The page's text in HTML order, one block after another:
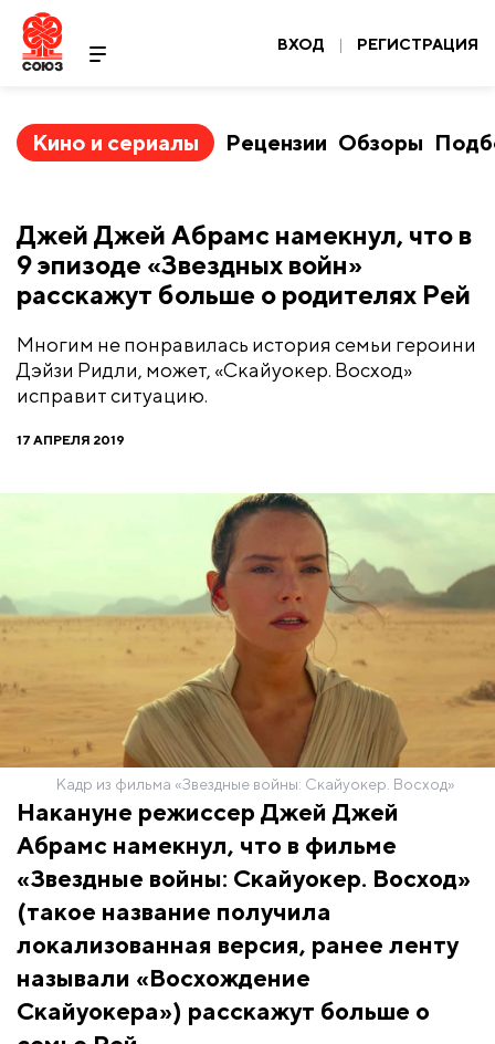
ВХОД | РЕГИСТРАЦИЯ
Кино и сериалы Рецензии Обзоры
Джей Джей Абрамс намекнул, что в
9 эпизоде «Звездных войн»
расскажут больше о родителях Рей
Многим не понравилась история семьи героини
Дэйзи Ридли, может, «Скайуокер. Восход»
исправит ситуацию.
17 АПРЕЛЯ 2019
Кадр из фильма «Звездные войны: Скайуокер. Восход»
Накануне режиссер Джей Джей
Абрамс намекнул, что в фильме
«Звездные войны: Скайуокер. Восход»
(такое название получила
локализованная версия, ранее ленту
называли «Восхождение
Скайуокера») расскажут больше о